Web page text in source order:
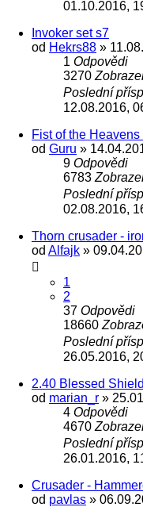
01.10.2016,
Invoker set s7
od Hekrs88 »
1 Odpovědi
3270
Poslední
12.08.2016,
Fist of the
od Guru »
9 Odpovědi
6783
Poslední
02.08.2016,
Thorn crusader -
od Alfajk »
1
2
37 Odpovědi
18660
Poslední
26.05.2016,
2.40 Blessed
od marian_r »
4 Odpovědi
4670
Poslední
26.01.2016,
Crusader -
od pavlas »